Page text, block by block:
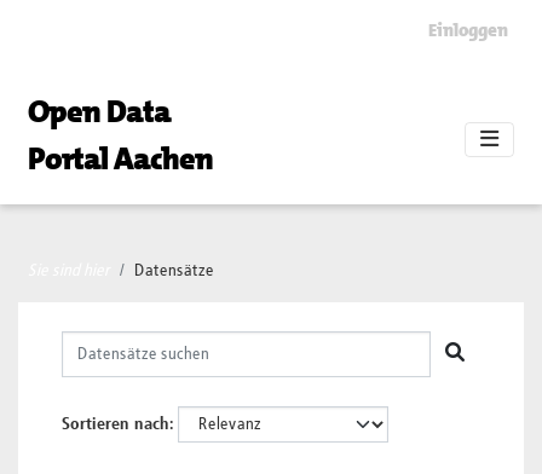
Einloggen
Open Data
Portal Aachen
Datensätze
Sortieren nach